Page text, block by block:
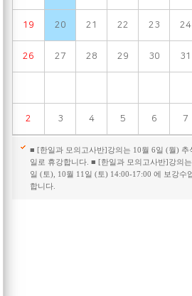
19 20 21 22 23 24
26 27 28 29 30 31
2 3 4 5 6 7
■ [한일과 모의고사반]강의는 10월 6일 (월) 추
일로 휴강합니다. ■ [한일과 모의고사반]강의
일 (토), 10월 11일 (토) 14:00-17:00 에 보강수
합니다.